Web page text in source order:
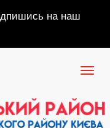
на наш